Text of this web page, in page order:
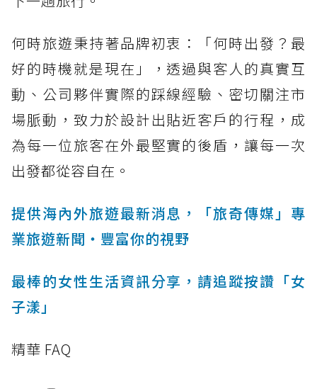
何時旅遊秉持著品牌初衷：「何時出發？最
好的時機就是現在」，透過與客人的真實互
動、公司夥伴實際的踩線經驗、密切關注市
場脈動，致力於設計出貼近客戶的行程，成
為每一位旅客在外最堅實的後盾，讓每一次
出發都從容自在。
提供海內外旅遊最新消息，「旅奇傳媒」專
業旅遊新聞‧豐富你的視野
最棒的女性生活資訊分享，請追蹤按讚「女
子漾」
精華 FAQ